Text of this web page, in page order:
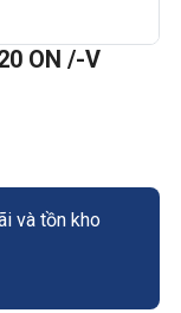
ON /-V
và tồn kho